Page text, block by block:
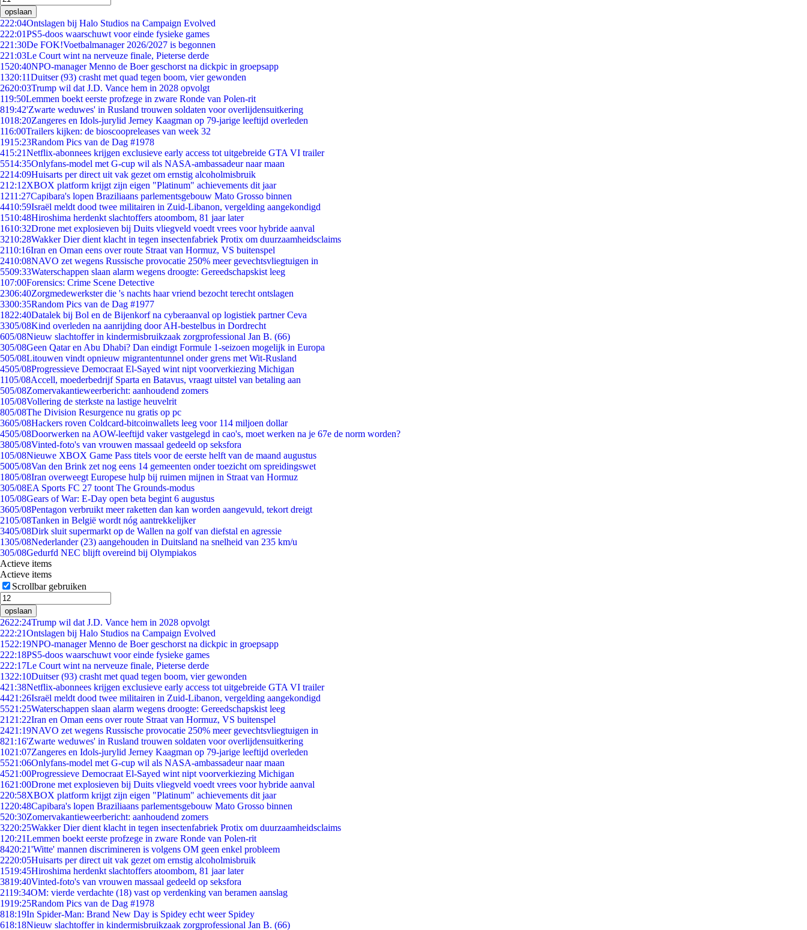
opslaan
222:04Ontslagen bij Halo Studios na Campaign Evolved
222:01PS5-doos waarschuwt voor einde fysieke games
221:30De FOK!Voetbalmanager 2026/2027 is begonnen
221:03Le Court wint na nerveuze finale, Pieterse derde
1520:40NPO-manager Menno de Boer geschorst na dickpic in groepsapp
1320:11Duitser (93) crasht met quad tegen boom, vier gewonden
2620:03Trump wil dat J.D. Vance hem in 2028 opvolgt
119:50Lemmen boekt eerste profzege in zware Ronde van Polen-rit
819:42'Zwarte weduwes' in Rusland trouwen soldaten voor overlijdensuitkering
1018:20Zangeres en Idols-jurylid Jerney Kaagman op 79-jarige leeftijd overleden
116:00Trailers kijken: de bioscoopreleases van week 32
1915:23Random Pics van de Dag #1978
415:21Netflix-abonnees krijgen exclusieve early access tot uitgebreide GTA VI trailer
5514:35Onlyfans-model met G-cup wil als NASA-ambassadeur naar maan
2214:09Huisarts per direct uit vak gezet om ernstig alcoholmisbruik
212:12XBOX platform krijgt zijn eigen "Platinum" achievements dit jaar
1211:27Capibara's lopen Braziliaans parlementsgebouw Mato Grosso binnen
4410:59Israël meldt dood twee militairen in Zuid-Libanon, vergelding aangekondigd
1510:48Hiroshima herdenkt slachtoffers atoombom, 81 jaar later
1610:32Drone met explosieven bij Duits vliegveld voedt vrees voor hybride aanval
3210:28Wakker Dier dient klacht in tegen insectenfabriek Protix om duurzaamheidsclaims
2110:16Iran en Oman eens over route Straat van Hormuz, VS buitenspel
2410:08NAVO zet wegens Russische provocatie 250% meer gevechtsvliegtuigen in
5509:33Waterschappen slaan alarm wegens droogte: Gereedschapskist leeg
107:00Forensics: Crime Scene Detective
2306:40Zorgmedewerkster die 's nachts haar vriend bezocht terecht ontslagen
3300:35Random Pics van de Dag #1977
1822:40Datalek bij Bol en de Bijenkorf na cyberaanval op logistiek partner Ceva
3305/08Kind overleden na aanrijding door AH-bestelbus in Dordrecht
605/08Nieuw slachtoffer in kindermisbruikzaak zorgprofessional Jan B. (66)
305/08Geen Qatar en Abu Dhabi? Dan eindigt Formule 1-seizoen mogelijk in Europa
505/08Litouwen vindt opnieuw migrantentunnel onder grens met Wit-Rusland
4505/08Progressieve Democraat El-Sayed wint nipt voorverkiezing Michigan
1105/08Accell, moederbedrijf Sparta en Batavus, vraagt uitstel van betaling aan
505/08Zomervakantieweerbericht: aanhoudend zomers
105/08Vollering de sterkste na lastige heuvelrit
805/08The Division Resurgence nu gratis op pc
3605/08Hackers roven Coldcard-bitcoinwallets leeg voor 114 miljoen dollar
4505/08Doorwerken na AOW-leeftijd vaker vastgelegd in cao's, moet werken na je 67e de norm worden?
3805/08Vinted-foto's van vrouwen massaal gedeeld op seksfora
105/08Nieuwe XBOX Game Pass titels voor de eerste helft van de maand augustus
5005/08Van den Brink zet nog eens 14 gemeenten onder toezicht om spreidingswet
1805/08Iran overweegt Europese hulp bij ruimen mijnen in Straat van Hormuz
305/08EA Sports FC 27 toont The Grounds-modus
105/08Gears of War: E-Day open beta begint 6 augustus
3605/08Pentagon verbruikt meer raketten dan kan worden aangevuld, tekort dreigt
2105/08Tanken in België wordt nóg aantrekkelijker
3405/08Dirk sluit supermarkt op de Wallen na golf van diefstal en agressie
1305/08Nederlander (23) aangehouden in Duitsland na snelheid van 235 km/u
305/08Gedurfd NEC blijft overeind bij Olympiakos
Actieve items
Actieve items
Scrollbar gebruiken
opslaan
2622:24Trump wil dat J.D. Vance hem in 2028 opvolgt
222:21Ontslagen bij Halo Studios na Campaign Evolved
1522:19NPO-manager Menno de Boer geschorst na dickpic in groepsapp
222:18PS5-doos waarschuwt voor einde fysieke games
222:17Le Court wint na nerveuze finale, Pieterse derde
1322:10Duitser (93) crasht met quad tegen boom, vier gewonden
421:38Netflix-abonnees krijgen exclusieve early access tot uitgebreide GTA VI trailer
4421:26Israël meldt dood twee militairen in Zuid-Libanon, vergelding aangekondigd
5521:25Waterschappen slaan alarm wegens droogte: Gereedschapskist leeg
21 21:22Iran en Oman eens over route Straat van Hormuz, VS buitenspel
2421:19NAVO zet wegens Russische provocatie 250% meer gevechtsvliegtuigen in
821:16'Zwarte weduwes' in Rusland trouwen soldaten voor overlijdensuitkering
1021:07Zangeres en Idols-jurylid Jerney Kaagman op 79-jarige leeftijd overleden
5521:06Onlyfans-model met G-cup wil als NASA-ambassadeur naar maan
4521:00Progressieve Democraat El-Sayed wint nipt voorverkiezing Michigan
1621:00Drone met explosieven bij Duits vliegveld voedt vrees voor hybride aanval
220:58XBOX platform krijgt zijn eigen "Platinum" achievements dit jaar
1220:48Capibara's lopen Braziliaans parlementsgebouw Mato Grosso binnen
520:30Zomervakantieweerbericht: aanhoudend zomers
3220:25Wakker Dier dient klacht in tegen insectenfabriek Protix om duurzaamheidsclaims
1 20:21Lemmen boekt eerste profzege in zware Ronde van Polen-rit
8420:21'Witte' mannen discrimineren is volgens OM geen enkel probleem
2220:05Huisarts per direct uit vak gezet om ernstig alcoholmisbruik
1519:45Hiroshima herdenkt slachtoffers atoombom, 81 jaar later
3819:40Vinted-foto's van vrouwen massaal gedeeld op seksfora
2119:34OM: vierde verdachte (18) vast op verdenking van beramen aanslag
1919:25Random Pics van de Dag #1978
818:19In Spider-Man: Brand New Day is Spidey echt weer Spidey
618:18Nieuw slachtoffer in kindermisbruikzaak zorgprofessional Jan B. (66)